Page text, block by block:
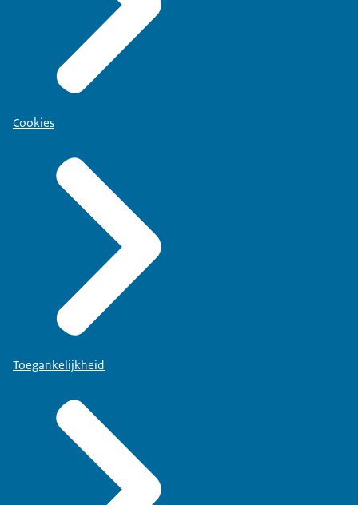
Cookies
Toegankelijkheid